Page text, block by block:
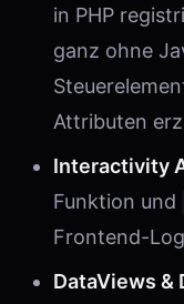
in PHP
ganz ohne
Attributen
Interactivity
Funktion und
Frontend-
DataViews &